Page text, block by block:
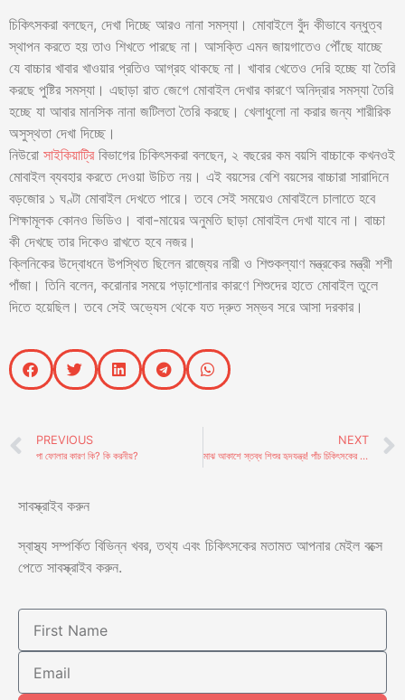
চিকিৎসকরা বলছেন, দেখা দিচ্ছে আরও নানা সমস্যা। মোবাইলে বুঁদ কীভাবে বন্ধুত্ব
স্থাপন করতে হয় তাও শিখতে পারছে না। আসক্তি এমন জায়গাতেও পৌঁছে যাচ্ছে
যে বাচ্চার খাবার খাওয়ার প্রতিও আগ্রহ থাকছে না। খাবার খেতেও দেরি হচ্ছে যা তৈরি
করছে পুষ্টির সমস্যা। এছাড়া রাত জেগে মোবাইল দেখার কারণে অনিদ্রার সমস্যা তৈরি
হচ্ছে যা আবার মানসিক নানা জটিলতা তৈরি করছে। খেলাধুলো না করার জন্য শারীরিক
অসুস্থতা দেখা দিচ্ছে।
নিউরো সাইকিয়াট্রি বিভাগের চিকিৎসকরা বলছেন, ২ বছরের কম বয়সি বাচ্চাকে কখনওই
মোবাইল ব্যবহার করতে দেওয়া উচিত নয়। এই বয়সের বেশি বয়সের বাচ্চারা সারাদিনে
বড়জোর ১ ঘণ্টা মোবাইল দেখতে পারে। তবে সেই সময়েও মোবাইলে চালাতে হবে
শিক্ষামূলক কোনও ভিডিও। বাবা-মায়ের অনুমতি ছাড়া মোবাইল দেখা যাবে না। বাচ্চা
কী দেখছে তার দিকেও রাখতে হবে নজর।
ক্লিনিকের উদ্বোধনে উপস্থিত ছিলেন রাজ্যের নারী ও শিশুকল্যাণ মন্ত্রকের মন্ত্রী শশী
পাঁজা। তিনি বলেন, করোনার সময়ে পড়াশোনার কারণে শিশুদের হাতে মোবাইল তুলে
দিতে হয়েছিল। তবে সেই অভ্যেস থেকে যত দ্রুত সম্ভব সরে আসা দরকার।
PREVIOUS
পা ফোলার কারণ কি? কি করনীয়?
NEXT
মাঝ আকাশে স্তব্ধ শিশুর হৃদযন্ত্র! পাঁচ চিকিৎসকের প্রাণ বাঁচানোর প্রচেষ্টা হার মানাবে হলিউড মুভিকেও
সাবস্ক্রাইব করুন
স্বাস্থ্য সম্পর্কিত বিভিন্ন খবর, তথ্য এবং চিকিৎসকের মতামত আপনার মেইল বক্সে
পেতে সাবস্ক্রাইব করুন.